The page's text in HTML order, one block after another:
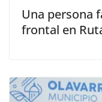
Una persona
frontal en